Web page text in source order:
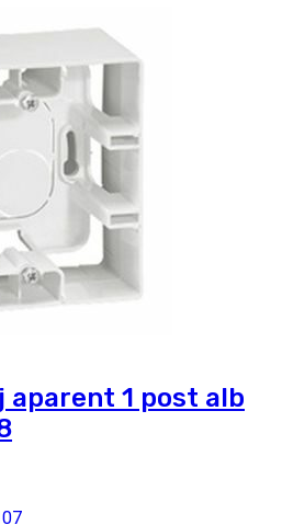
aparent 1 post alb